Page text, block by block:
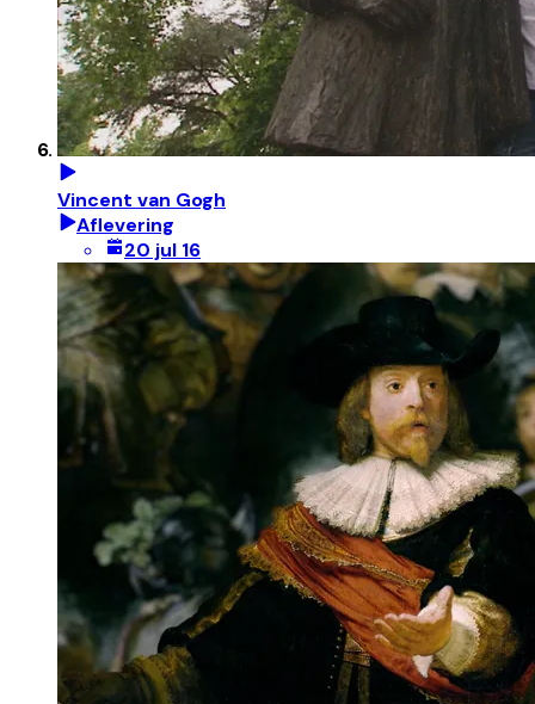
Vincent van Gogh
Aflevering
20 jul 16